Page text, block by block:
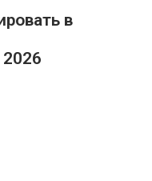
в